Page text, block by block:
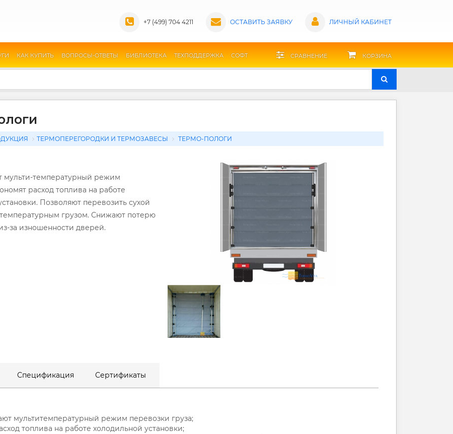
+7 (499) 704 4211 ОСТАВИТЬ ЗАЯВКУ ЛИЧНЫЙ КАБИНЕТ
КАК КУПИТЬ ВОПРОСЫ-ОТВЕТЫ БИБЛИОТЕКА ТЕХПОДДЕРЖКА СОФТ СРАВНЕНИЕ КОРЗИНА
ТЕРМОПЕРЕГОРОДКИ И ТЕРМОЗАВЕСЫ ТЕРМО-ПОЛОГИ
мульти-температурный режим
расход топлива на работе
Позволяют перевозить сухой
температурным грузом. Снижают потерю
за изношенности дверей.
Спецификация Сертификаты
мультитемпературный режим перевозки груза;
топлива на работе холодильной установки;